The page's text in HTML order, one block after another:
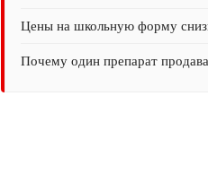
Цены на школьную форму
Почему один препарат